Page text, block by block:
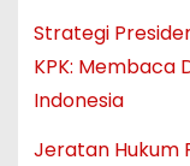
Strategi
KPK: Membaca
Indonesia
Jeratan Hukum